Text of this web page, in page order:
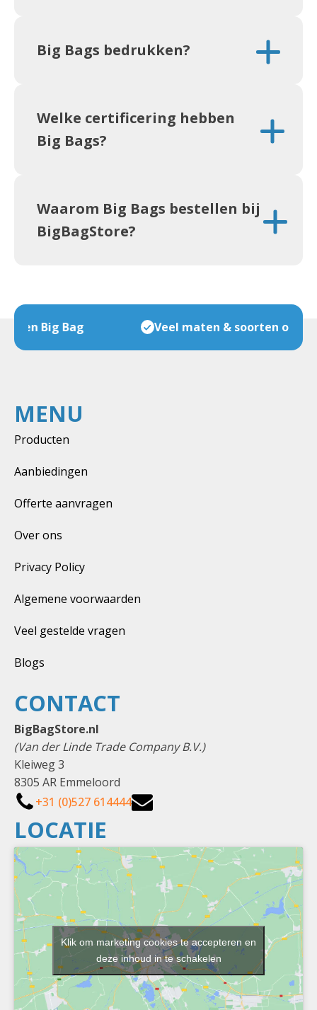
Big Bags bedrukken?
Welke certificering hebben
Big Bags?
Waarom Big Bags bestellen bij
BigBagStore?
Veel maten & soorten op voorraad
MENU
Producten
Aanbiedingen
Offerte aanvragen
Over ons
Privacy Policy
Algemene voorwaarden
Veel gestelde vragen
Blogs
LOCATIE
Klik om marketing cookies te accepteren en
deze inhoud in te schakelen
CONTACT
BigBagStore.nl
(Van der Linde Trade Company B.V.)
Kleiweg 3
8305 AR Emmeloord
+31 (0)527 614444